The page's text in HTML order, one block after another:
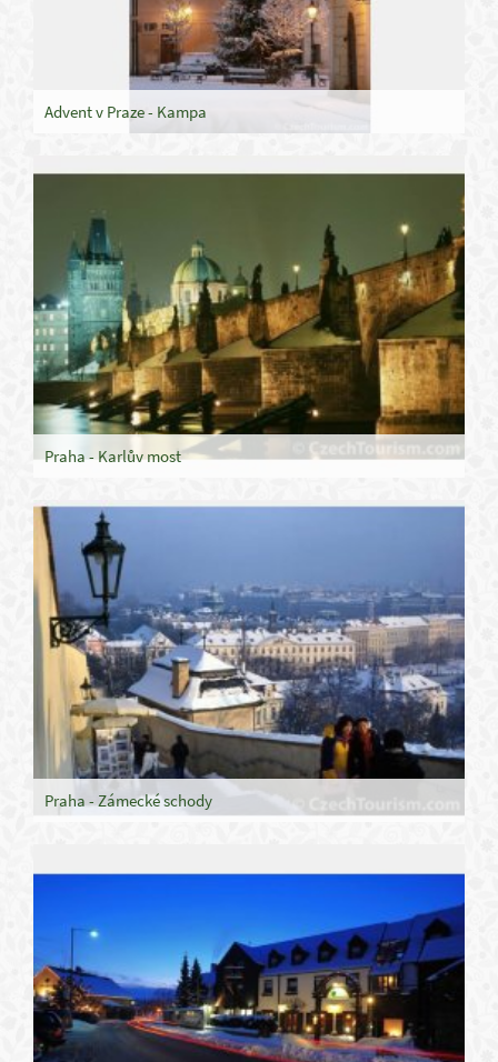
Advent v Praze - Kampa
Praha - Karlův most
Praha - Zámecké schody